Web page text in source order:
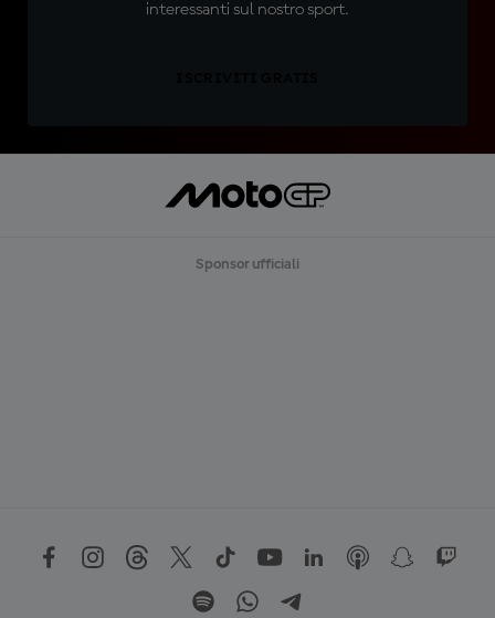
interessanti sul nostro sport.
Sponsor ufficiali